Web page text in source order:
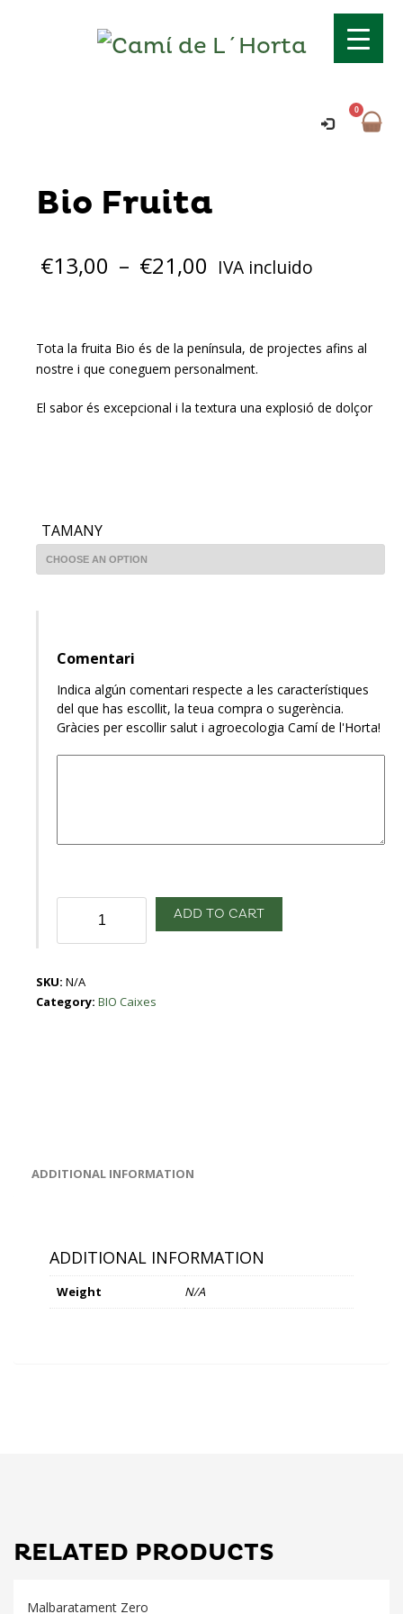
Bio Fruita
€13,00 – €21,00 IVA incluido
Tota la fruita Bio és de la península, de projectes afins al
nostre i que coneguem personalment.
El sabor és excepcional i la textura una explosió de dolçor
TAMANY
Comentari
Indica algún comentari respecte a les característiques
del que has escollit, la teua compra o sugerència.
Gràcies per escollir salut i agroecologia Camí de l'Horta!
quantity
ADD TO CART
SKU: N/A
Category: BIO Caixes
ADDITIONAL INFORMATION
ADDITIONAL INFORMATION
Weight N/A
RELATED PRODUCTS
Malbaratament Zero
Comanda mínima per a domicili 15€.
Ok!